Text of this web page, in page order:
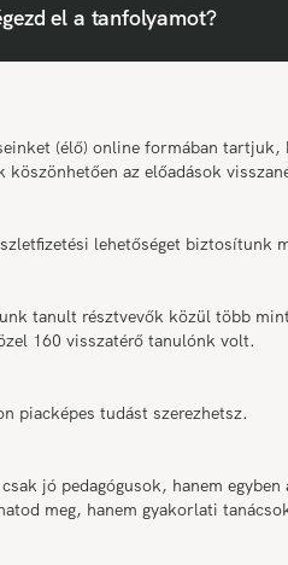
el a tanfolyamot?
(élő) online formában tartjuk,
köszönhetően az előadások
lehetőséget biztosítunk
tanult résztvevők közül több
160 visszatérő tanulónk volt.
piacképes tudást szerezhetsz.
jó pedagógusok, hanem
meg, hanem gyakorlati